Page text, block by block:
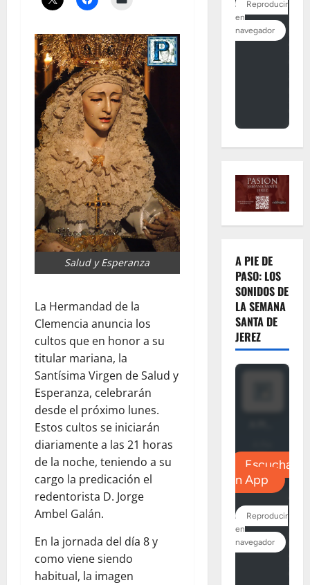
Salud y Esperanza
La Hermandad de la
Clemencia anuncia los
cultos que en honor a su
titular mariana, la
Santísima Virgen de Salud y
Esperanza, celebrarán
desde el próximo lunes.
Estos cultos se iniciarán
diariamente a las 21 horas
de la noche, teniendo a su
cargo la predicación el
redentorista D. Jorge
Ambel Galán.
En la jornada del día 8 y
como viene siendo
habitual, la imagen
A PIE DE
PASO: LOS
SONIDOS DE
LA SEMANA
SANTA DE
JEREZ